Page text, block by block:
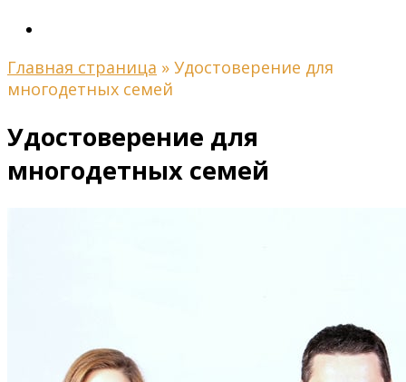
Главная страница » Удостоверение для
многодетных семей
Удостоверение для
многодетных семей